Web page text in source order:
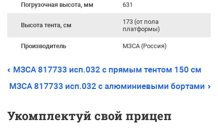
Погрузочная высота, мм 631
Высота тента, см
173 (от пола
платформы)
Производитель МЗСА (Россия)
МЗСА 817733 исп.032 с прямым тентом 150 см
МЗСА 817733 исп.032 с алюминиевыми бортами
Укомплектуй свой прицеп